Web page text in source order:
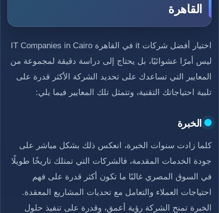
القاهرة
اختيار أفضل شركات it في القاهرة IT Companies in Cairo
ليس أمرًا عشوائيًا، بل يحتاج إلى دراسة دقيقة لمجموعة من
المعايير التي تساعدك على تحديد الشركة الأكثر قدرة على
تلبية احتياجاتك التقنية، وتتمثل تلك المعايير فيما يلي:
الخبرة
كلما زادت سنوات الخبرة، انعكس ذلك بشكل مباشر على
جودة الخدمات المقدمة، فالشركات التي تمتلك تاريخًا طويلًا
في السوق المصري غالبًا ما تكون أكثر قدرة على فهم
احتياجات العملاء والتعامل مع تحديات المشاريع المعقدة.
الخبرة تمنح الشركة رؤية أعمق، وقدرة على تنفيذ حلول